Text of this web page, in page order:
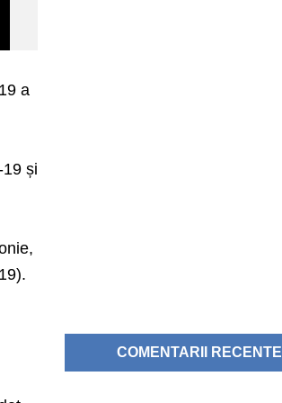
a
și
COMENTARII RECENTE